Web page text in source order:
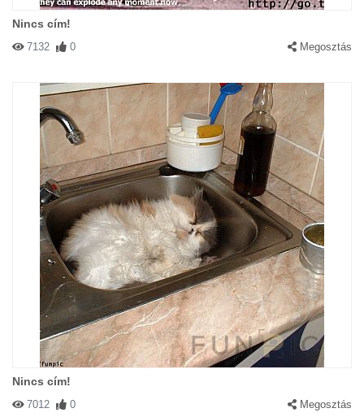
Nincs cím!
7132 0 Megosztás
Nincs cím!
7012 0 Megosztás